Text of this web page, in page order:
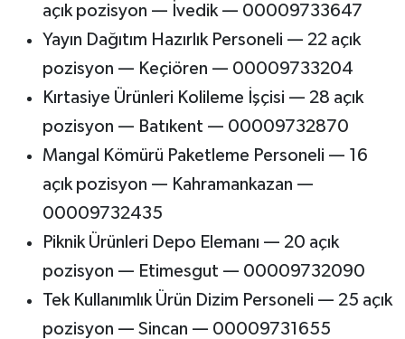
açık pozisyon — İvedik — 00009733647
Yayın Dağıtım Hazırlık Personeli — 22 açık
pozisyon — Keçiören — 00009733204
Kırtasiye Ürünleri Kolileme İşçisi — 28 açık
pozisyon — Batıkent — 00009732870
Mangal Kömürü Paketleme Personeli — 16
açık pozisyon — Kahramankazan —
00009732435
Piknik Ürünleri Depo Elemanı — 20 açık
pozisyon — Etimesgut — 00009732090
Tek Kullanımlık Ürün Dizim Personeli — 25 açık
pozisyon — Sincan — 00009731655